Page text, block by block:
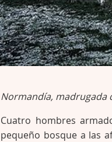
Normandía, madrugada
Cuatro hombres
pequeño bosque a las